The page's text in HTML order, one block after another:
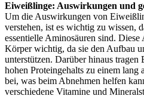
Eiweißlinge: Auswirkungen und
Um die Auswirkungen von
verstehen, ist es wichtig zu wissen,
essentielle Aminosäuren sind.
Körper wichtig, da sie den Aufbau
unterstützen. Darüber hinaus
hohen Proteingehalts zu einem lang
bei, was beim Abnehmen helfen
verschiedene Vitamine und